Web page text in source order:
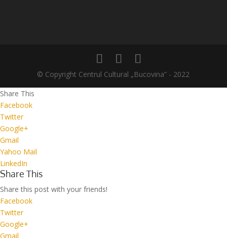
© Copyright Centrul Cultural „Bucovina” - 2022
Share This
Facebook
Twitter
Google+
Gmail
Yahoo Mail
LinkedIn
Share This
Share this post with your friends!
Facebook
Twitter
Google+
Gmail